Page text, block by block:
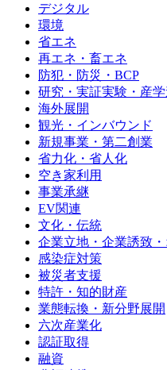
デジタル
環境
省エネ
再エネ・畜エネ
防犯・防災・BCP
研究・実証実験・産
海外展開
観光・インバウンド
新規事業・第二創業
省力化・省人化
空き家利用
事業承継
EV関連
文化・伝統
企業立地・企業誘致
感染症対策
被災者支援
特許・知的財産
業態転換・新分野展開
六次産業化
認証取得
融資